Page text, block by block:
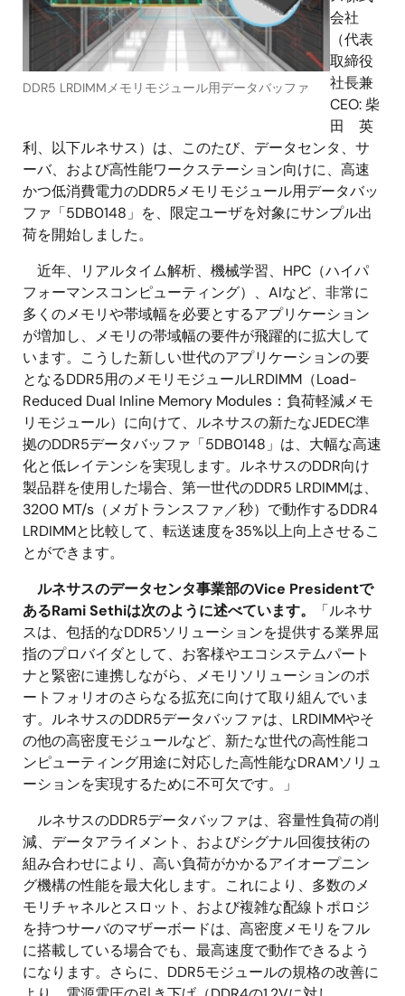
DDR5 LRDIMMメモリモジュール用データバッファ
会社
（代表
取締役
社長兼
CEO: 柴
田 英
利、以下ルネサス）は、このたび、データセンタ、サ
ーバ、および高性能ワークステーション向けに、高速
かつ低消費電力のDDR5メモリモジュール用データバッ
ファ「5DB0148」を、限定ユーザを対象にサンプル出
荷を開始しました。
近年、リアルタイム解析、機械学習、HPC（ハイパ
フォーマンスコンピューティング）、AIなど、非常に
多くのメモリや帯域幅を必要とするアプリケーション
が増加し、メモリの帯域幅の要件が飛躍的に拡大して
います。こうした新しい世代のアプリケーションの要
となるDDR5用のメモリモジュールLRDIMM（Load-
Reduced Dual Inline Memory Modules：負荷軽減メモ
リモジュール）に向けて、ルネサスの新たなJEDEC準
拠のDDR5データバッファ「5DB0148」は、大幅な高速
化と低レイテンシを実現します。ルネサスのDDR向け
製品群を使用した場合、第一世代のDDR5 LRDIMMは、
3200 MT/s（メガトランスファ／秒）で動作するDDR4
LRDIMMと比較して、転送速度を35%以上向上させるこ
とができます。
ルネサスのデータセンタ事業部のVice Presidentで
あるRami Sethiは次のように述べています。
「ルネサ
スは、包括的なDDR5ソリューションを提供する業界屈
指のプロバイダとして、お客様やエコシステムパート
ナと緊密に連携しながら、メモリソリューションのポ
ートフォリオのさらなる拡充に向けて取り組んでいま
す。ルネサスのDDR5データバッファは、LRDIMMやそ
の他の高密度モジュールなど、新たな世代の高性能コ
ンピューティング用途に対応した高性能なDRAMソリュ
ーションを実現するために不可欠です。」
ルネサスのDDR5データバッファは、容量性負荷の削
減、データアライメント、およびシグナル回復技術の
組み合わせにより、高い負荷がかかるアイオープニン
グ機構の性能を最大化します。これにより、多数のメ
モリチャネルとスロット、および複雑な配線トポロジ
を持つサーバのマザーボードは、高密度メモリをフル
に搭載している場合でも、最高速度で動作できるよう
になります。さらに、DDR5モジュールの規格の改善に